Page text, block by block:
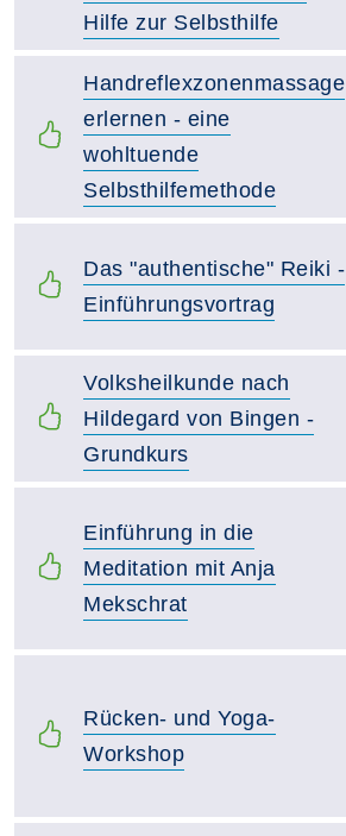
Hilfe zur Selbsthilfe
Handreflexzonenmassage
erlernen - eine
wohltuende
Selbsthilfemethode
Das "authentische" Reiki -
Einführungsvortrag
Volksheilkunde nach
Hildegard von Bingen -
Grundkurs
Einführung in die
Meditation mit Anja
Mekschrat
Rücken- und Yoga-
Workshop